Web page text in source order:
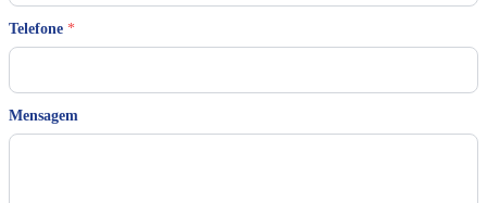
E
i
l
*
Telefone *
Mensagem